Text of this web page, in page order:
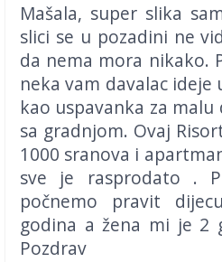
Mašala, super slika
slici se u pozadini ne
da nema mora nikako.
neka vam davalac
kao uspavanka za
sa gradnjom. Ovaj
1000 sranova i
sve je rasprodato .
počnemo pravit
godina a žena mi je 2
Pozdrav